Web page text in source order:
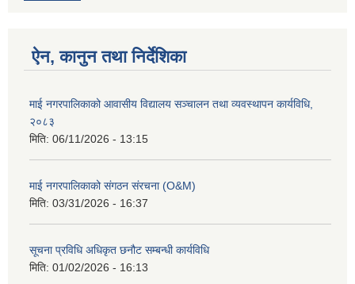
ऐन, कानुन तथा निर्देशिका
माई नगरपालिकाको आवासीय विद्यालय सञ्चालन तथा व्यवस्थापन कार्यविधि,
२०८३
मिति: 06/11/2026 - 13:15
माई नगरपालिकाको संगठन संरचना (O&M)
मिति: 03/31/2026 - 16:37
सूचना प्रविधि अधिकृत छनौट सम्बन्धी कार्यविधि
मिति: 01/02/2026 - 16:13